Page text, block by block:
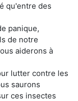
qu'entre des
panique,
de notre
aiderons à
lutter contre les
saurons
ces insectes